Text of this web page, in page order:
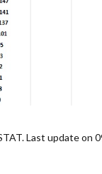
Last update on